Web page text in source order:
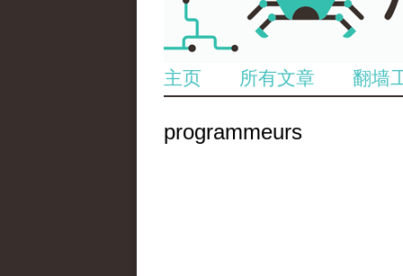
主页 所有文章 翻墙
programmeurs